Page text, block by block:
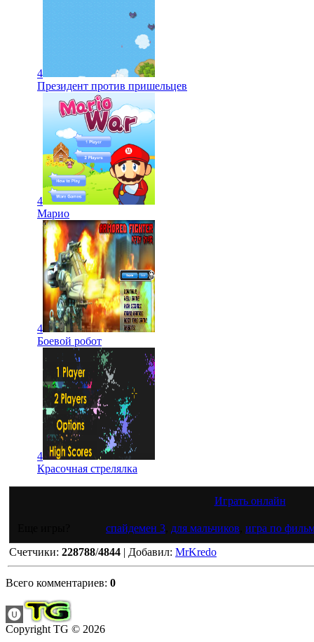
4
Президент против пришельцев
4
Марио
4
Боевой робот
4
Красочная стрелялка
Играть онлайн
спайдемен 3 для мальчиков игра по
Счетчики: 228788/4844 | Добавил: MrKredo
Всего комментариев: 0
Copyright TG © 2026